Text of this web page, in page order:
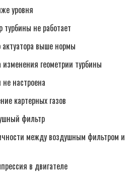
уровня
турбины не работает
выше нормы
геометрии турбины
настроена
картерных газов
фильтр
между воздушным фильтром и
в двигателе